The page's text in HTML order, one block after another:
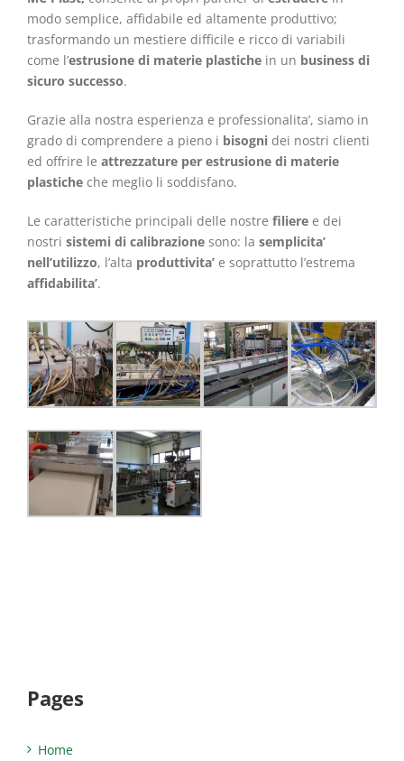
modo semplice, affidabile ed altamente produttivo;
trasformando un mestiere difficile e ricco di variabili
come l’estrusione di materie plastiche in un business di
sicuro successo.
Grazie alla nostra esperienza e professionalita’, siamo in
grado di comprendere a pieno i bisogni dei nostri clienti
ed offrire le attrezzature per estrusione di materie
plastiche che meglio li soddisfano.
Le caratteristiche principali delle nostre filiere e dei
nostri sistemi di calibrazione sono: la semplicita’
nell’utilizzo, l’alta produttivita’ e soprattutto l’estrema
affidabilita’.
Pages
Home